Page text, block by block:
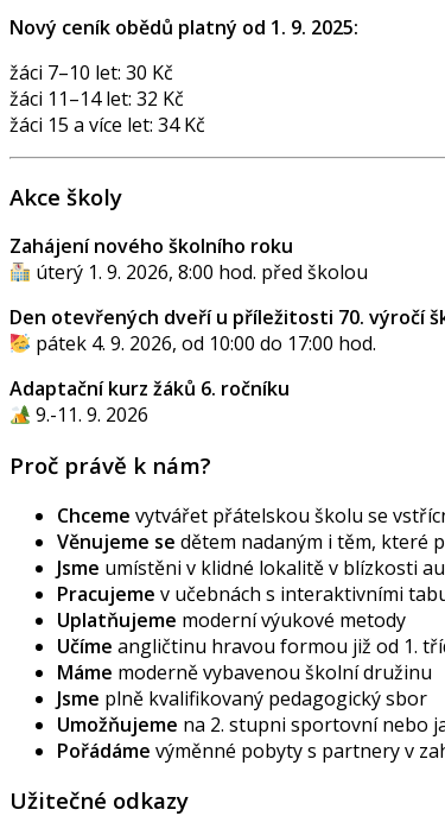
Nový ceník obědů platný od 1. 9. 2025:
žáci 7–10 let: 30 Kč
žáci 11–14 let: 32 Kč
žáci 15 a více let: 34 Kč
Akce školy
Zahájení nového školního roku
úterý 1. 9. 2026, 8:00 hod. před školou
Den otevřených dveří u příležitosti 70. výročí
pátek 4. 9. 2026, od 10:00 do 17:00 hod.
Adaptační kurz žáků 6. ročníku
9.-11. 9. 2026
Proč právě k nám?
Chceme vytvářet přátelskou školu se
Věnujeme se dětem nadaným i těm, které
Jsme umístěni v klidné lokalitě v blízkosti
Pracujeme v učebnách s interaktivními
Uplatňujeme moderní výukové metody
Učíme angličtinu hravou formou již od 1.
Máme moderně vybavenou školní družinu
Jsme plně kvalifikovaný pedagogický sbor
Umožňujeme na 2. stupni sportovní nebo
Pořádáme výměnné pobyty s partnery v
Užitečné odkazy